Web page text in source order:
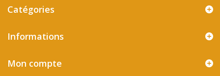
Catégories
Informations
Mon compte